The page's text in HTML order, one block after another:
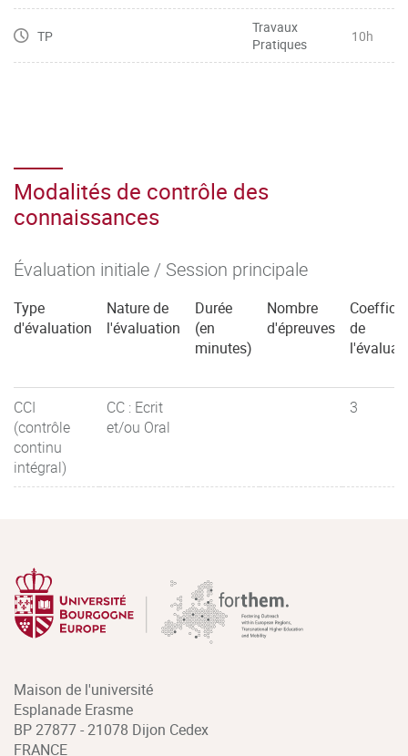
TP
Travaux
Pratiques
10h
Modalités de contrôle des
connaissances
Évaluation initiale / Session principale
Type
d'évaluation
Nature de
l'évaluation
Durée
(en
minutes)
Nombre
d'épreuves
de
CCI
(contrôle
continu
intégral)
CC : Ecrit
et/ou Oral
3
Maison de l'université
Esplanade Erasme
BP 27877 - 21078 Dijon Cedex
FRANCE